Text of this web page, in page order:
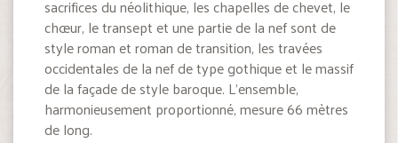
sacrifices du néolithique, les chapelles de chevet, le
chœur, le transept et une partie de la nef sont de
style roman et roman de transition, les travées
occidentales de la nef de type gothique et le massif
de la façade de style baroque. L’ensemble,
harmonieusement proportionné, mesure 66 mètres
de long.